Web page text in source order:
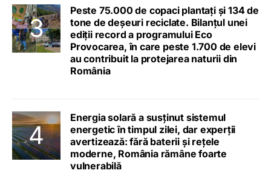
Peste 75.000 de copaci plantați și 134 de
tone de deșeuri reciclate. Bilanțul unei
ediții record a programului Eco
Provocarea, în care peste 1.700 de elevi
au contribuit la protejarea naturii din
România
Energia solară a susținut sistemul
energetic în timpul zilei, dar experții
avertizează: fără baterii și rețele
moderne, România rămâne foarte
vulnerabilă